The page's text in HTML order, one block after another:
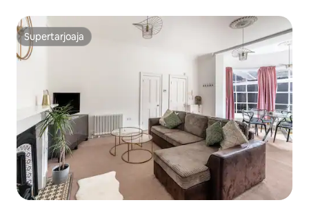
Supertarjoaja
Supertarjoaja